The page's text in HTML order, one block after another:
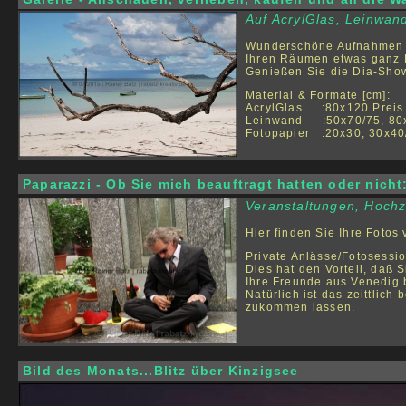
Auf AcrylGlas,
Wunderschöne
Ihren Räumen etwas
Genießen Sie die Dia-
Material & Formate [cm]:
AcrylGlas :80x120 Preis
Leinwand :50x70/75,
Fotopapier :20x30,
Paparazzi - Ob Sie mich beauftragt hatten oder
Veranstaltungen,
Hier finden Sie Ihre Fotos
Private Anlässe/
Dies hat den Vorteil, daß
Ihre Freunde aus
Natürlich ist das zeittlich
zukommen lassen.
Bild des Monats...Blitz über Kinzigsee